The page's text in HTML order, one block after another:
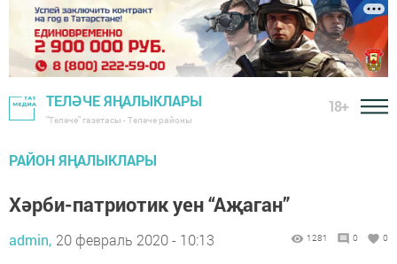
ТЕЛӘЧЕ ЯҢАЛЫКЛАРЫ
"Теләче" газетасы - Теләче районы
18+
РАЙОН ЯҢАЛЫКЛАРЫ
Хәрби-патриотик уен “Аҗаган”
admin, 20 февраль 2020 - 10:13 1281 0 0